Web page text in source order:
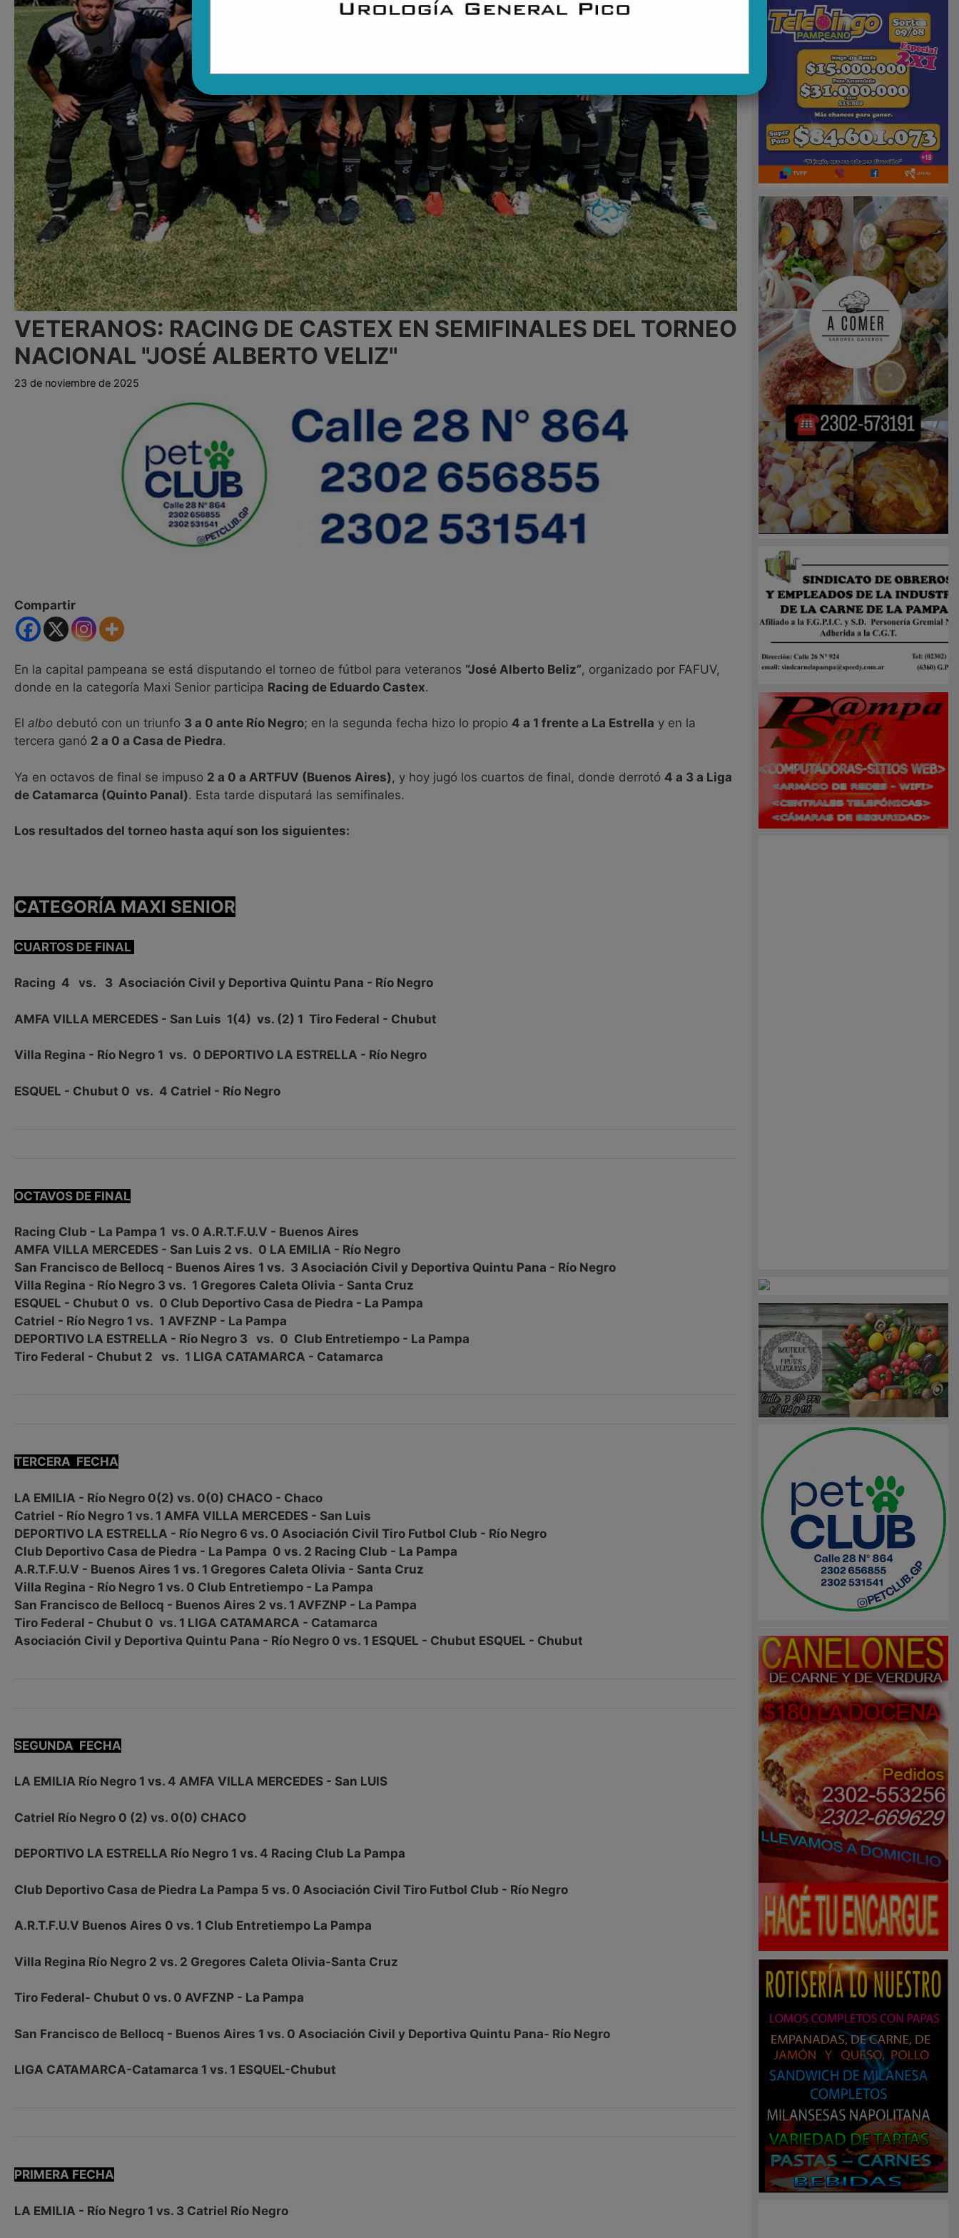
VETERANOS: RACING DE CASTEX EN SEMIFINALES DEL TORNEO
NACIONAL "JOSÉ ALBERTO VELIZ"
23 de noviembre de 2025
Compartir
En la capital pampeana se está disputando el torneo de fútbol para veteranos “José Alberto Beliz”, organizado por FAFUV,
donde en la categoría Maxi Senior participa Racing de Eduardo Castex.
El albo debutó con un triunfo 3 a 0 ante Río Negro; en la segunda fecha hizo lo propio 4 a 1 frente a La Estrella y en la
tercera ganó 2 a 0 a Casa de Piedra.
Ya en octavos de final se impuso 2 a 0 a ARTFUV (Buenos Aires), y hoy jugó los cuartos de final, donde derrotó 4 a 3 a Liga
de Catamarca (Quinto Panal). Esta tarde disputará las semifinales.
Los resultados del torneo hasta aquí son los siguientes:
CATEGORÍA MAXI SENIOR
CUARTOS DE FINAL
Racing 4 vs. 3 Asociación Civil y Deportiva Quintu Pana - Río Negro
AMFA VILLA MERCEDES - San Luis 1(4) vs. (2) 1 Tiro Federal - Chubut
Villa Regina - Río Negro 1 vs. 0 DEPORTIVO LA ESTRELLA - Río Negro
ESQUEL - Chubut 0 vs. 4 Catriel - Río Negro
OCTAVOS DE FINAL
Racing Club - La Pampa 1 vs. 0 A.R.T.F.U.V - Buenos Aires
AMFA VILLA MERCEDES - San Luis 2 vs. 0 LA EMILIA - Río Negro
San Francisco de Bellocq - Buenos Aires 1 vs. 3 Asociación Civil y Deportiva Quintu Pana - Río Negro
Villa Regina - Río Negro 3 vs. 1 Gregores Caleta Olivia - Santa Cruz
ESQUEL - Chubut 0 vs. 0 Club Deportivo Casa de Piedra - La Pampa
Catriel - Río Negro 1 vs. 1 AVFZNP - La Pampa
DEPORTIVO LA ESTRELLA - Río Negro 3 vs. 0 Club Entretiempo - La Pampa
Tiro Federal - Chubut 2 vs. 1 LIGA CATAMARCA - Catamarca
TERCERA FECHA
LA EMILIA - Río Negro 0(2) vs. 0(0) CHACO - Chaco
Catriel - Río Negro 1 vs. 1 AMFA VILLA MERCEDES - San Luis
DEPORTIVO LA ESTRELLA - Río Negro 6 vs. 0 Asociación Civil Tiro Futbol Club - Río Negro
Club Deportivo Casa de Piedra - La Pampa 0 vs. 2 Racing Club - La Pampa
A.R.T.F.U.V - Buenos Aires 1 vs. 1 Gregores Caleta Olivia - Santa Cruz
Villa Regina - Río Negro 1 vs. 0 Club Entretiempo - La Pampa
San Francisco de Bellocq - Buenos Aires 2 vs. 1 AVFZNP - La Pampa
Tiro Federal - Chubut 0 vs. 1 LIGA CATAMARCA - Catamarca
Asociación Civil y Deportiva Quintu Pana - Río Negro 0 vs. 1 ESQUEL - Chubut ESQUEL - Chubut
SEGUNDA FECHA
LA EMILIA Río Negro 1 vs. 4 AMFA VILLA MERCEDES - San LUIS
Catriel Río Negro 0 (2) vs. 0(0) CHACO
DEPORTIVO LA ESTRELLA Río Negro 1 vs. 4 Racing Club La Pampa
Club Deportivo Casa de Piedra La Pampa 5 vs. 0 Asociación Civil Tiro Futbol Club - Río Negro
A.R.T.F.U.V Buenos Aires 0 vs. 1 Club Entretiempo La Pampa
Villa Regina Río Negro 2 vs. 2 Gregores Caleta Olivia-Santa Cruz
Tiro Federal- Chubut 0 vs. 0 AVFZNP - La Pampa
San Francisco de Bellocq - Buenos Aires 1 vs. 0 Asociación Civil y Deportiva Quintu Pana- Río Negro
LIGA CATAMARCA-Catamarca 1 vs. 1 ESQUEL-Chubut
PRIMERA FECHA
LA EMILIA - Río Negro 1 vs. 3 Catriel Río Negro